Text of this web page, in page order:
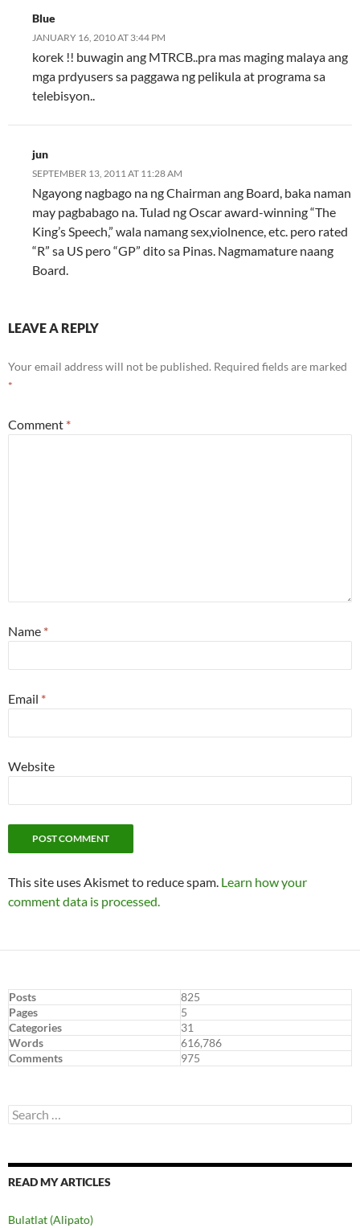
Blue
JANUARY 16, 2010 AT 3:44 PM
korek !! buwagin ang MTRCB..pra mas maging malaya ang
mga prdyusers sa paggawa ng pelikula at programa sa
telebisyon..
jun
SEPTEMBER 13, 2011 AT 11:28 AM
Ngayong nagbago na ng Chairman ang Board, baka naman
may pagbabago na. Tulad ng Oscar award-winning “The
King’s Speech,” wala namang sex,violnence, etc. pero rated
“R” sa US pero “GP” dito sa Pinas. Nagmamature naang
Board.
LEAVE A REPLY
Your email address will not be published. Required fields are marked
*
Comment *
Name *
Email *
Website
This site uses Akismet to reduce spam. Learn how your
comment data is processed.
Posts
825
Pages
5
Categories
31
Words
616,786
Comments
975
Search
for:
READ MY ARTICLES
Bulatlat (Alipato)